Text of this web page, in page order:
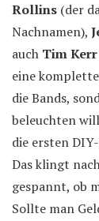
Rollins (der
Nachnamen),
auch Tim Kerr
eine
die Bands,
beleuchten
die ersten
Das klingt
gespannt, ob
Sollte man